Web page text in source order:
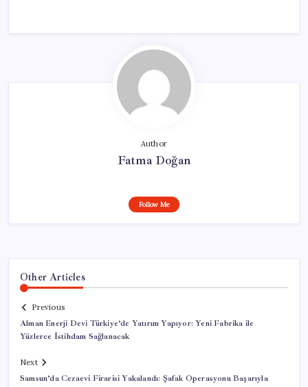
Author
Fatma Doğan
Follow Me
Other Articles
Previous
Alman Enerji Devi Türkiye’de Yatırım Yapıyor: Yeni Fabrika ile
Yüzlerce İstihdam Sağlanacak
Next
Samsun’da Cezaevi Firarisi Yakalandı: Şafak Operasyonu Başarıyla